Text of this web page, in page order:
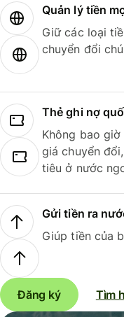
Quản lý tiền
Giữ các loại
chuyển đổi
Thẻ ghi nợ
Không bao
giá chuyển
tiêu ở nước
Gửi tiền ra
Giúp tiền của
Đăng ký Tìm